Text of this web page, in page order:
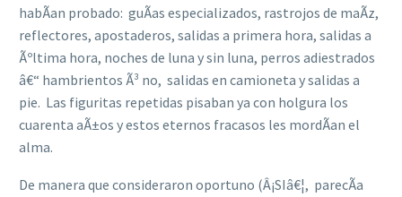
habÃ­an probado: guÃ­as especializados, rastrojos de maÃ­z,
reflectores, apostaderos, salidas a primera hora, salidas a
Ãºltima hora, noches de luna y sin luna, perros adiestrados
â€“ hambrientos Ã³ no, salidas en camioneta y salidas a
pie. Las figuritas repetidas pisaban ya con holgura los
cuarenta aÃ±os y estos eternos fracasos les mordÃ­an el
alma.
De manera que consideraron oportuno (Â¡SIâ€¦, parecÃ­a